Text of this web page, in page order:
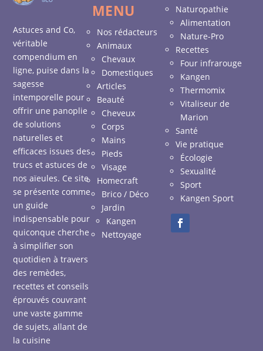
Astuces and Co,
véritable
compendium en
ligne, puise dans la
sagesse
intemporelle pour
offrir une panoplie
de solutions
naturelles et
efficaces issues des
trucs et astuces de
nos aïeules. Ce site
se présente comme
un guide
indispensable pour
quiconque cherche
à simplifier son
quotidien à travers
des remèdes,
recettes et conseils
éprouvés couvrant
une vaste gamme
de sujets, allant de
la cuisine
MENU
Nos rédacteurs
Animaux
Chevaux
Domestiques
Articles
Beauté
Cheveux
Corps
Mains
Pieds
Visage
Homecraft
Brico / Déco
Jardin
Kangen
Nettoyage
Naturopathie
Alimentation
Nature-Pro
Recettes
Four infrarouge
Kangen
Thermomix
Vitaliseur de
Marion
Santé
Vie pratique
Écologie
Sexualité
Sport
Kangen Sport